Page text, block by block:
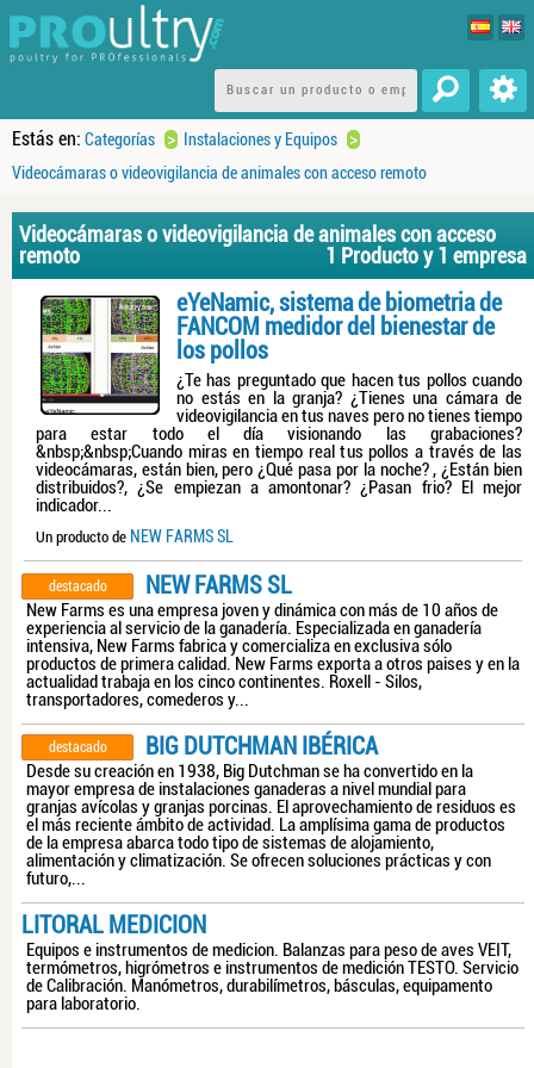
Estás en: Categorías > Instalaciones y Equipos >
Videocámaras o videovigilancia de animales con acceso remoto
Videocámaras o videovigilancia de animales con acceso
remoto
1 Producto y 1 empresa
eYeNamic, sistema de biometria de
FANCOM medidor del bienestar de
los pollos
¿Te has preguntado que hacen tus pollos cuando
no estás en la granja? ¿Tienes una cámara de
videovigilancia en tus naves pero no tienes tiempo
para estar todo el día visionando las grabaciones?
&nbsp;&nbsp;Cuando miras en tiempo real tus pollos a través de las
videocámaras, están bien, pero ¿Qué pasa por la noche? , ¿Están bien
distribuidos?, ¿Se empiezan a amontonar? ¿Pasan frio? El mejor
indicador...
Un producto de NEW FARMS SL
destacado NEW FARMS SL
New Farms es una empresa joven y dinámica con más de 10 años de
experiencia al servicio de la ganadería. Especializada en ganadería
intensiva, New Farms fabrica y comercializa en exclusiva sólo
productos de primera calidad. New Farms exporta a otros paises y en la
actualidad trabaja en los cinco continentes. Roxell - Silos,
transportadores, comederos y...
destacado BIG DUTCHMAN IBÉRICA
Desde su creación en 1938, Big Dutchman se ha convertido en la
mayor empresa de instalaciones ganaderas a nivel mundial para
granjas avícolas y granjas porcinas. El aprovechamiento de residuos es
el más reciente ámbito de actividad. La amplísima gama de productos
de la empresa abarca todo tipo de sistemas de alojamiento,
alimentación y climatización. Se ofrecen soluciones prácticas y con
futuro,...
LITORAL MEDICION
Equipos e instrumentos de medicion. Balanzas para peso de aves VEIT,
termómetros, higrómetros e instrumentos de medición TESTO. Servicio
de Calibración. Manómetros, durabilímetros, básculas, equipamento
para laboratorio.